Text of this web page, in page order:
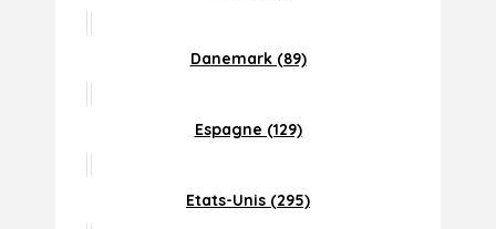
Danemark (89)
Espagne (129)
Etats-Unis (295)